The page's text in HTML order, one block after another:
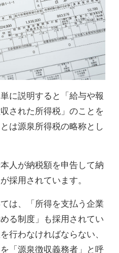
に説明すると「給与や報
された所得税」のことを
は源泉所得税の略称とし
人が納税額を申告して納
採用されています。
は、「所得を支払う企業
る制度」も採用されてい
行わなければならない、
「源泉徴収義務者」と呼